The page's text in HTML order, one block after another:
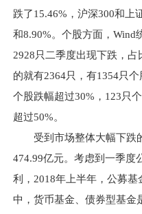
跌了15.46%，沪深300和上
和8.90%。个股方面，Wind
2928只二季度出现下跌，
的就有2364只，有1354只
个股跌幅超过30%，123只
超过50%。
受到市场整体大幅下跌
474.99亿元。考虑到一季度
利，2018年上半年，公募
中，货币基金、债券型基金